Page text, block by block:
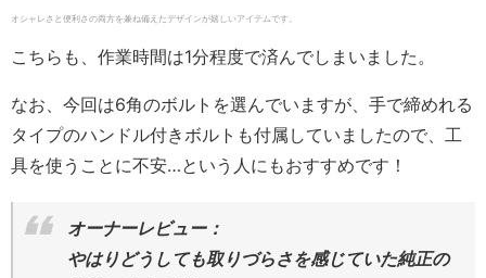
オシャレさと便利さの両方を兼ね備えたデザインが嬉しいアイテムです。
こちらも、作業時間は1分程度で済んでしまいました。
なお、今回は6角のボルトを選んでいますが、手で締めれる
タイプのハンドル付きボルトも付属していましたので、工
具を使うことに不安…という人にもおすすめです！
オーナーレビュー：
やはりどうしても取りづらさを感じていた純正の